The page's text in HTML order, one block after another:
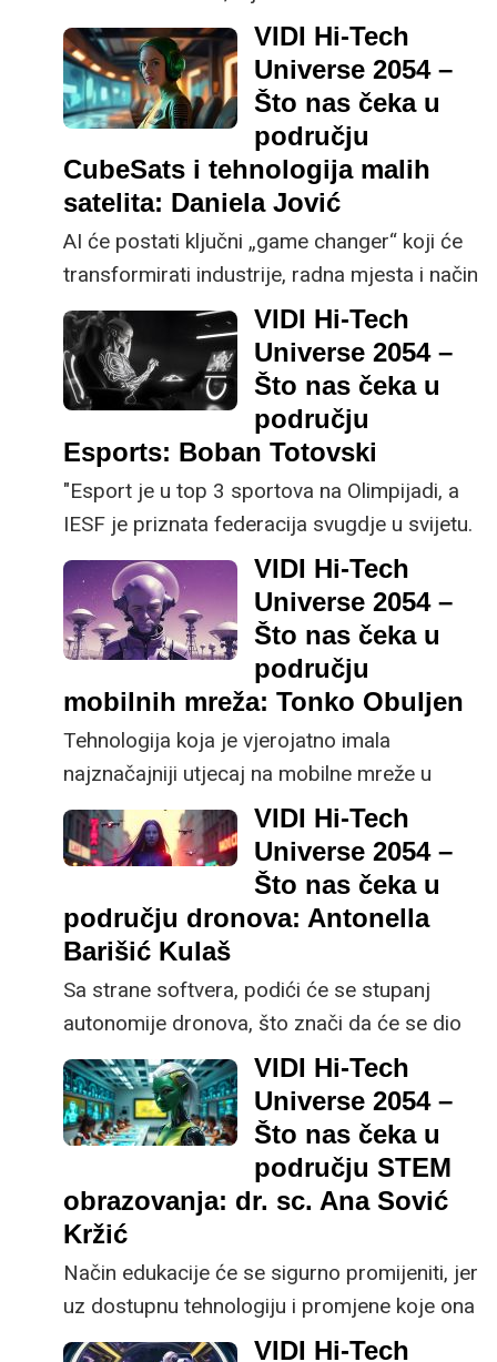
eksperimentira s njime. Kroz 30 godina taj
broj će biti gotovo 100% - sve banke, sve
platne institucije, sve burze i brokeri, sva
osiguranja, skoro svi će u svojem
poslovanju koristiti blockchain, a oni koji ga
ne koriste bit će iznimka, kao danas
tvrdi Nikola Škorić, CEO tvrtke Electrocoin.
VIDI Hi-Tech
Universe 2054 –
Što nas čeka u
području
CubeSats i tehnologija malih
satelita: Daniela Jović
AI će postati ključni „game changer“ koji će
transformirati industrije, radna mjesta i način
funkcioniranja društava. Njegov utjecaj na
istraživanje svemira omogućit će autonomne
misije, brže donošenje odluka i analizu
podataka u stvarnom vremenu, poručila je
Daniela Jović, CCO Spacemanic-a i
voditeljica misije CroCube.
VIDI Hi-Tech
Universe 2054 –
Što nas čeka u
području
Esports: Boban Totovski
"Esport je u top 3 sportova na Olimpijadi, a
IESF je priznata federacija svugdje u svijetu.
Na istoj je razini kao i FIFA". Prema Bobanu
Totovskom iz Međunarodne esports
federacije, ovako izgleda esports za 30
godina.
VIDI Hi-Tech
Universe 2054 –
Što nas čeka u
području
mobilnih mreža: Tonko Obuljen
Tehnologija koja je vjerojatno imala
najznačajniji utjecaj na mobilne mreže u
proteklih 30 godina je razvoj i globalna
implementacija 4G LTE (Long Term
Evolution), kaže Tonko Obuljen, predsjednik
vijeća HAKOM-a.
VIDI Hi-Tech
Universe 2054 –
Što nas čeka u
području dronova: Antonella
Barišić Kulaš
Sa strane softvera, podići će se stupanj
autonomije dronova, što znači da će se dio
operacija dronom odvijati autonomno i bez
upravljanja od strane čovjeka, rekla je
Antonella Barišić Kulaš sa Zavoda za
automatiku i računalno inženjerstvo
Fakulteta elektrotehnike i računarstva.
VIDI Hi-Tech
Universe 2054 –
Što nas čeka u
području STEM
obrazovanja: dr. sc. Ana Sović
Kržić
Način edukacije će se sigurno promijeniti, jer
uz dostupnu tehnologiju i promjene koje ona
unosi u živote djece od njihovog rođenja
VIDI Hi-Tech